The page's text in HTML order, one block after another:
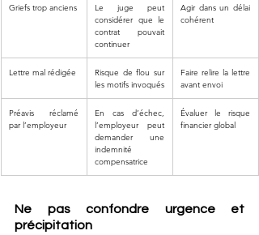
Griefs trop anciens
Le juge peut
considérer que le
contrat pouvait
continuer
Agir dans un délai
cohérent
Lettre mal rédigée
Risque de flou sur
les motifs invoqués
Faire relire la lettre
avant envoi
Préavis réclamé
par l’employeur
En cas d’échec,
l’employeur peut
demander une
indemnité
compensatrice
Évaluer le risque
financier global
Ne pas confondre urgence et
précipitation